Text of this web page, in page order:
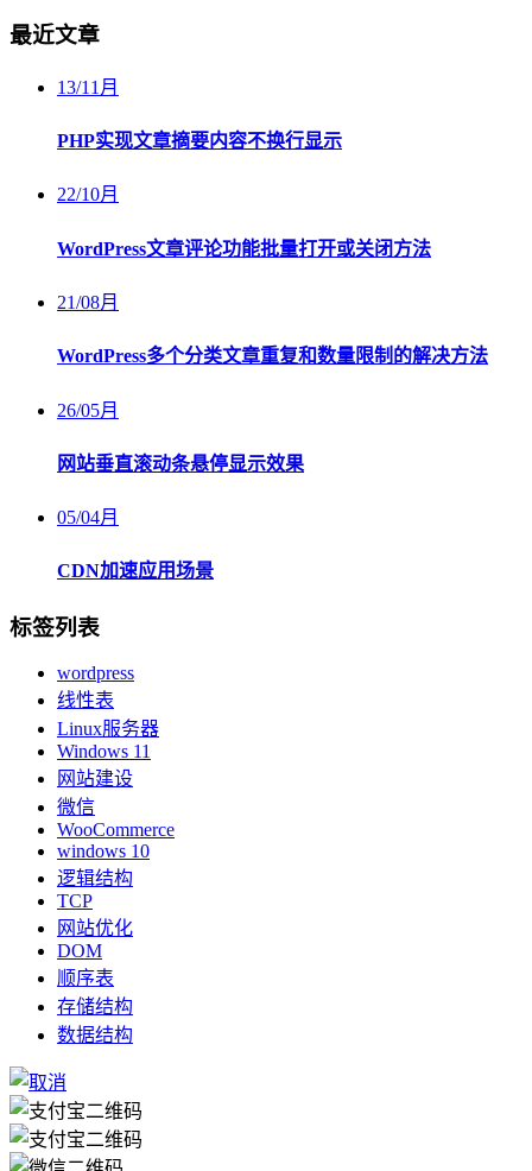
最近文章
13/11月
PHP实现文章摘要内容不换行显示
22/10月
WordPress文章评论功能批量打开或关闭方法
21/08月
WordPress多个分类文章重复和数量限制的解决方法
26/05月
网站垂直滚动条悬停显示效果
05/04月
CDN加速应用场景
标签列表
wordpress
线性表
Linux服务器
Windows 11
网站建设
微信
WooCommerce
windows 10
逻辑结构
TCP
网站优化
DOM
顺序表
存储结构
数据结构